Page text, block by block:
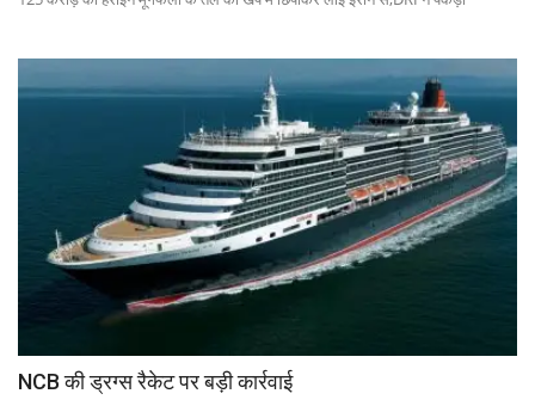
NCB की ड्रग्स रैकेट पर बड़ी कार्रवाई